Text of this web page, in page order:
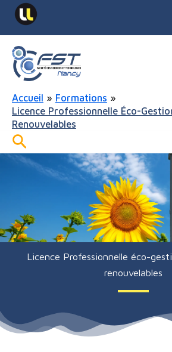
principal
Aller
Accueil
Formations
Licence Professionnelle Éco-
Renouvelables
Rechercher
Licence Professionnelle éco-
renouvelables